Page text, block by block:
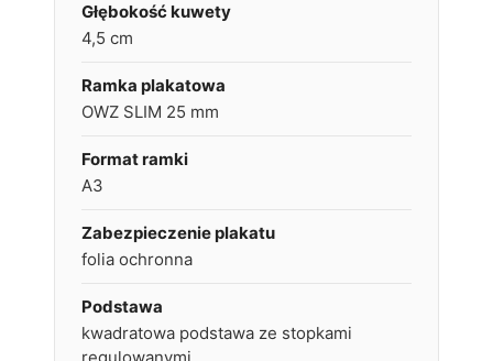
Głębokość kuwety
4,5 cm
Ramka plakatowa
OWZ SLIM 25 mm
Format ramki
A3
Zabezpieczenie plakatu
folia ochronna
Podstawa
kwadratowa podstawa ze stopkami